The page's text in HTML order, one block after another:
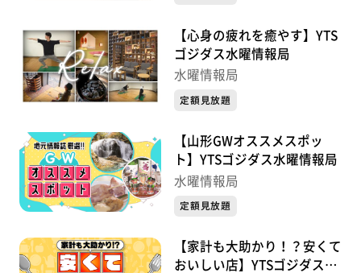
【心身の疲れを癒やす】YTS
ゴジダス水曜情報局
水曜情報局
定額見放題
【山形GWオススメスポッ
ト】YTSゴジダス水曜情報局
水曜情報局
定額見放題
【家計も大助かり！？安くて
おいしい店】YTSゴジダス水